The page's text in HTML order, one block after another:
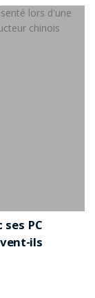
PC
ils